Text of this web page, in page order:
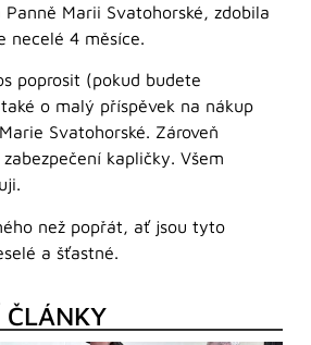
Marii Svatohorské, zdobila
necelé 4 měsíce.
poprosit (pokud budete
o malý příspěvek na nákup
Svatohorské. Zároveň
kapličky. Všem
než popřát, ať jsou tyto
a šťastné.
ČLÁNKY